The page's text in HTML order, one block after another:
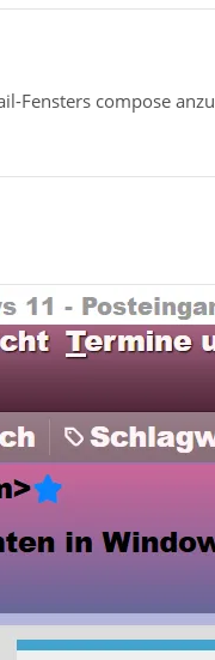
Fensters compose